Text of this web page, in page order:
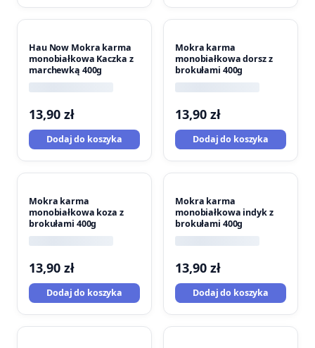
Hau Now Mokra karma
monobiałkowa Kaczka z
marchewką 400g
13,90 zł
Dodaj do koszyka
Mokra karma
monobiałkowa dorsz z
brokułami 400g
13,90 zł
Dodaj do koszyka
Mokra karma
monobiałkowa koza z
brokułami 400g
13,90 zł
Dodaj do koszyka
Mokra karma
monobiałkowa indyk z
brokułami 400g
13,90 zł
Dodaj do koszyka